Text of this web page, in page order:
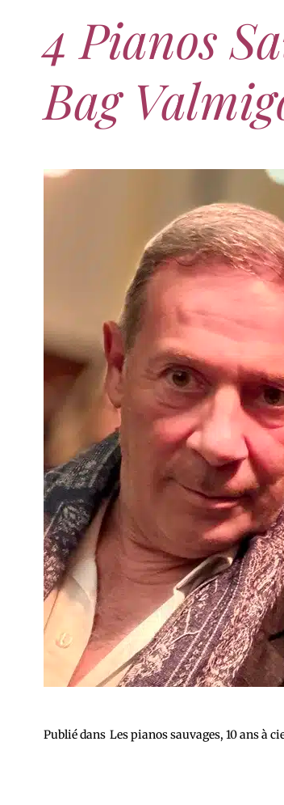
4 Pianos
Bag
Publié dans Les pianos sauvages, 10 ans à